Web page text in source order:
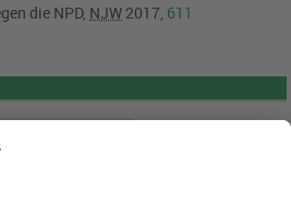
die NPD, NJW 2017, 611